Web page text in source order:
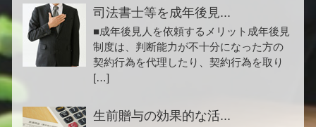
司法書士等を成年後見...
■成年後見人を依頼するメリット成年後見
制度は、判断能力が不十分になった方の
契約行為を代理したり、契約行為を取り
[…]
生前贈与の効果的な活...